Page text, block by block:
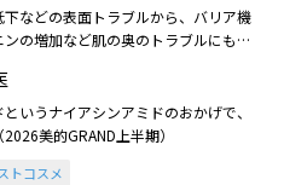
などの表面トラブルから、バリア機
の増加など肌の奥のトラブルにも対
いうナイアシンアミドのおかげで、
美的GRAND上半期）
トコスメ